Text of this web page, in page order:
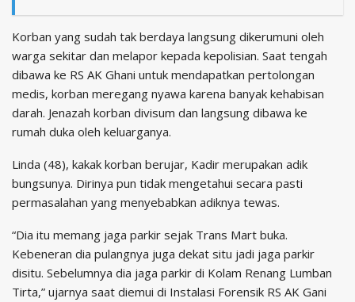
Korban yang sudah tak berdaya langsung dikerumuni oleh
warga sekitar dan melapor kepada kepolisian. Saat tengah
dibawa ke RS AK Ghani untuk mendapatkan pertolongan
medis, korban meregang nyawa karena banyak kehabisan
darah. Jenazah korban divisum dan langsung dibawa ke
rumah duka oleh keluarganya.
Linda (48), kakak korban berujar, Kadir merupakan adik
bungsunya. Dirinya pun tidak mengetahui secara pasti
permasalahan yang menyebabkan adiknya tewas.
“Dia itu memang jaga parkir sejak Trans Mart buka.
Kebeneran dia pulangnya juga dekat situ jadi jaga parkir
disitu. Sebelumnya dia jaga parkir di Kolam Renang Lumban
Tirta,” ujarnya saat diemui di Instalasi Forensik RS AK Gani